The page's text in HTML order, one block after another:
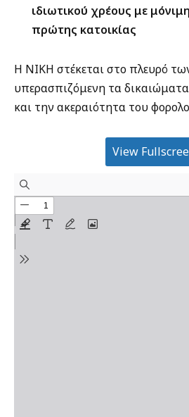
ιδιωτικού χρέους με
πρώτης κατοικίας
Η ΝΙΚΗ στέκεται στο πλευρό
υπερασπιζόμενη τα
και την ακεραιότητα του
View